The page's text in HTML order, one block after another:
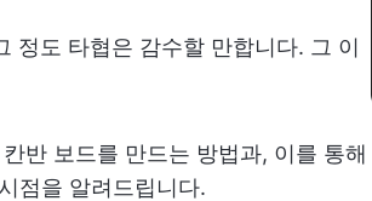
정도 타협은 감수할 만합니다. 그 이
반 보드를 만드는 방법과, 이를 통해
점을 알려드립니다.